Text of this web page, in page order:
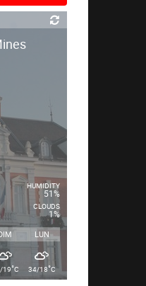
HUMIDITY
51%
CLOUDS
1%
LUN
19°C 34/18°C